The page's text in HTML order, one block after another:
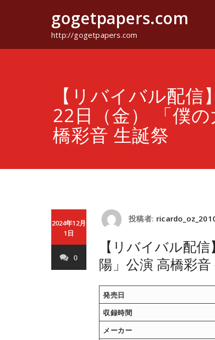
gogetpapers.com
http://gogetpapers.com
【リバイバル配信
22日（金） 「僕
橋彩音 生誕祭
2024年12月
1日
0
投稿者:
【リバイバル配
陽」公演 高橋彩音
発売日
収録時間
メーカー